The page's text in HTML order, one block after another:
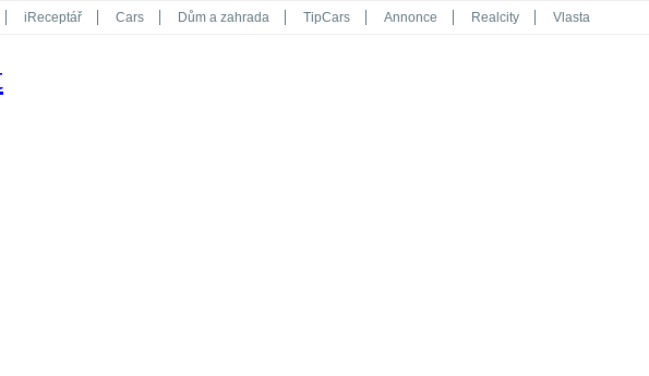
iReceptář Cars Dům a zahrada TipCars Annonce Realcity Vlasta